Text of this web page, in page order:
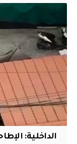
الداخلية: